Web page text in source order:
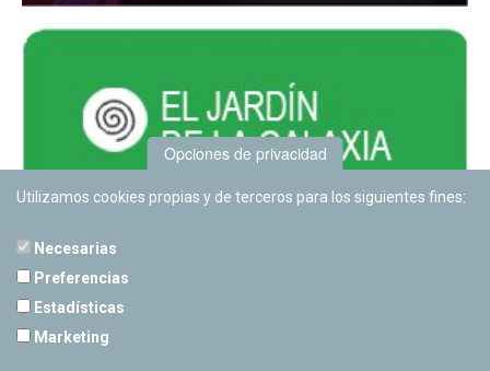
Opciones de privacidad
Utilizamos cookies propias y de terceros para los siguientes fines:
Necesarias
Preferencias
Estadísticas
Marketing